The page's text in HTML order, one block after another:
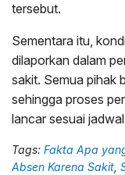
tersebut.
Sementara itu,
dilaporkan dalam
sakit. Semua pihak
sehingga proses
lancar sesuai
Tags: Fakta Apa
Absen Karena Sakit